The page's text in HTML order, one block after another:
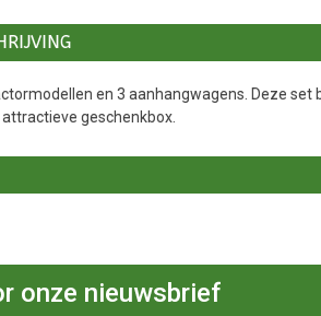
en 3 aanhangwagens. Deze
geschenkbox.
onze nieuwsbrief